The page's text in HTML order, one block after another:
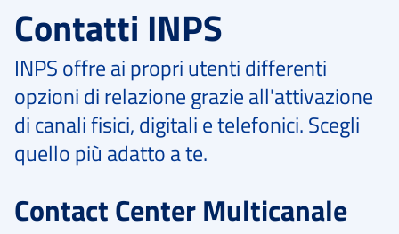
Contatti INPS
INPS offre ai propri utenti differenti
opzioni di relazione grazie all'attivazione
di canali fisici, digitali e telefonici. Scegli
quello più adatto a te.
Contact Center Multicanale